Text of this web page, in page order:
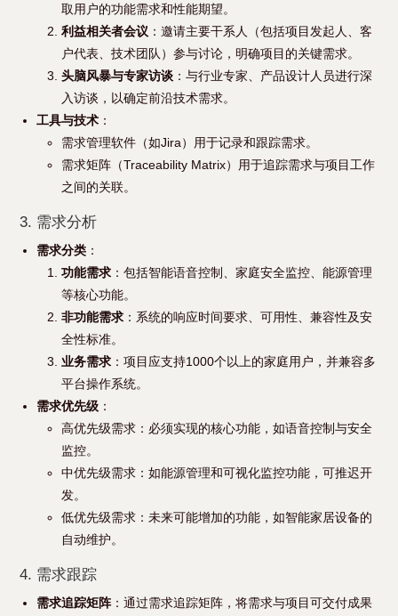
取用户的功能需求和性能期望。
利益相关者会议 ：邀请主要干系人（包括项目发起人、客
户代表、技术团队）参与讨论，明确项目的关键需求。
头脑风暴与专家访谈：与行业专家、产品设计人员进行深
入访谈，以确定前沿技术需求。
工具与技术：
需求管理软件（如Jira）用于记录和跟踪需求。
需求矩阵（Traceability Matrix）用于追踪需求与项目工作
之间的关联。
3. 需求分析
需求分类：
功能需求：包括智能语音控制、家庭安全监控、能源管理
等核心功能。
非功能需求：系统的响应时间要求、可用性、兼容性及安
全性标准。
业务需求：项目应支持1000个以上的家庭用户，并兼容多
平台操作系统。
需求优先级：
高优先级需求：必须实现的核心功能，如语音控制与安全
监控。
中优先级需求：如能源管理和可视化监控功能，可推迟开
发。
低优先级需求：未来可能增加的功能，如智能家居设备的
自动维护。
4. 需求跟踪
需求追踪矩阵：通过需求追踪矩阵，将需求与项目可交付成果